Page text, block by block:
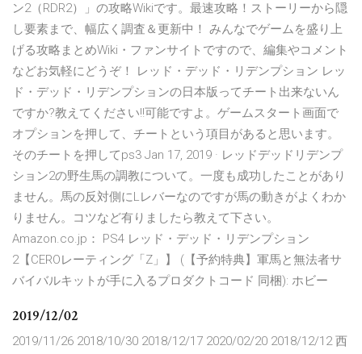
ン2（RDR2）」の攻略Wikiです。最速攻略！ストーリーから隠
し要素まで、幅広く調査＆更新中！ みんなでゲームを盛り上
げる攻略まとめWiki・ファンサイトですので、編集やコメント
などお気軽にどうぞ！ レッド・デッド・リデンプション レッ
ド・デッド・リデンプションの日本版ってチート出来ないん
ですか?教えてください!!可能ですよ。ゲームスタート画面で
オプションを押して、チートという項目があると思います。
そのチートを押してps3 Jan 17, 2019 · レッドデッドリデンプ
ション2の野生馬の調教について。一度も成功したことがあり
ません。馬の反対側にLレバーなのですが馬の動きがよくわか
りません。コツなど有りましたら教えて下さい。
Amazon.co.jp： PS4 レッド・デッド・リデンプション
2【CEROレーティング「Z」】 (【予約特典】軍馬と無法者サ
バイバルキットが手に入るプロダクトコード 同梱): ホビー
2019/12/02
2019/11/26 2018/10/30 2018/12/17 2020/02/20 2018/12/12 西